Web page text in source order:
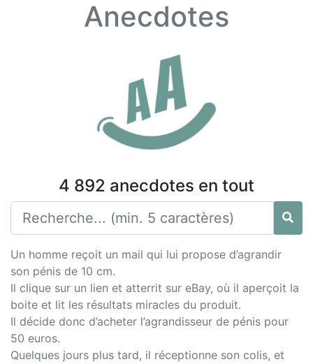
Anecdotes
4 892 anecdotes en tout
Un homme reçoit un mail qui lui propose d’agrandir
son pénis de 10 cm.
Il clique sur un lien et atterrit sur eBay, où il aperçoit la
boite et lit les résultats miracles du produit.
Il décide donc d’acheter l’agrandisseur de pénis pour
50 euros.
Quelques jours plus tard, il réceptionne son colis, et